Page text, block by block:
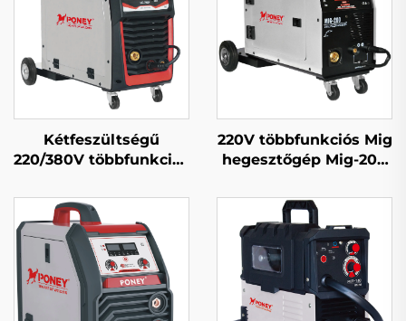
Kétfeszültségű
220/380V többfunkciós
250 dupla impulzusos
LCD digitális
szabályozású
szinergikus
hegesztőgép
220V többfunkciós Mig
hegesztőgép Mig-200
digitális szabályozású
szinergikus
hegesztőgép